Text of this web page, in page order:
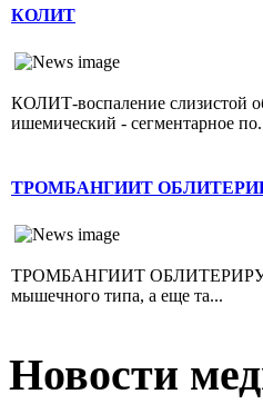
КОЛИТ
КОЛИТ-воспаление слизистой
ишемический - сегментарное
ТРОМБАНГИИТ
ТРОМБАНГИИТ
мышечного типа, а еще та...
Новости